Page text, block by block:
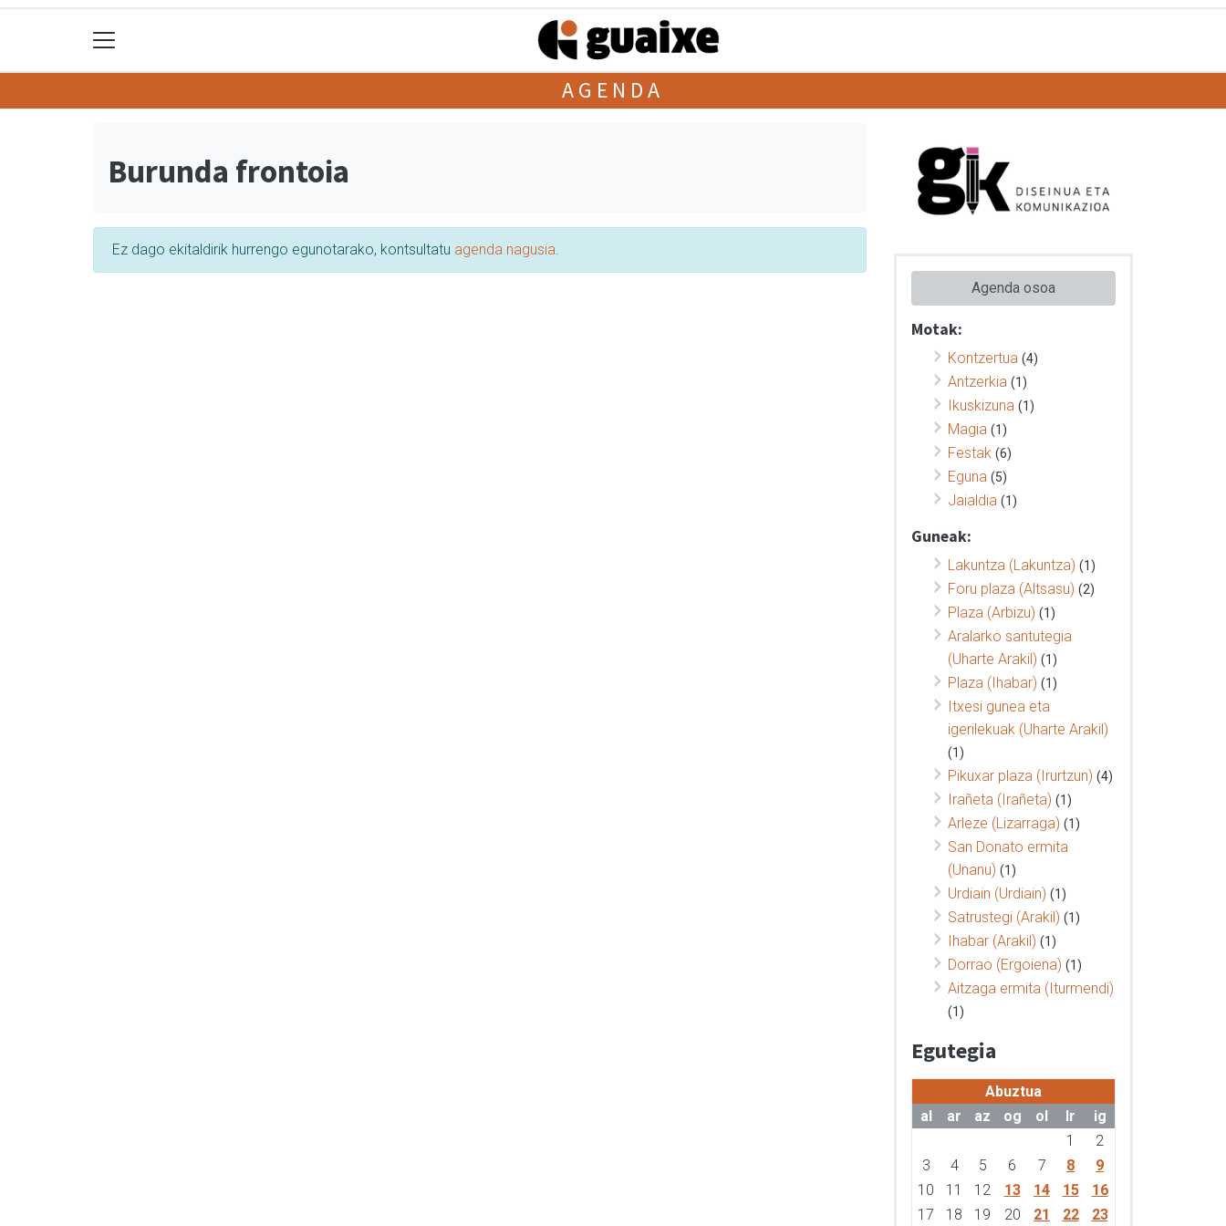
AGENDA
Burunda frontoia
Ez dago ekitaldirik hurrengo egunotarako, kontsultatu agenda nagusia.
Agenda osoa
Motak:
Kontzertua (4)
Antzerkia (1)
Ikuskizuna (1)
Magia (1)
Festak (6)
Eguna (5)
Jaialdia (1)
Guneak:
Lakuntza (Lakuntza) (1)
Foru plaza (Altsasu) (2)
Plaza (Arbizu) (1)
Aralarko santutegia
(Uharte Arakil) (1)
Plaza (Ihabar) (1)
Itxesi gunea eta
igerilekuak (Uharte Arakil)
(1)
Pikuxar plaza (Irurtzun) (4)
Irañeta (Irañeta) (1)
Arleze (Lizarraga) (1)
San Donato ermita
(Unanu) (1)
Urdiain (Urdiain) (1)
Satrustegi (Arakil) (1)
Ihabar (Arakil) (1)
Dorrao (Ergoiena) (1)
Aitzaga ermita (Iturmendi)
(1)
Egutegia
Abuztua
al
ar az og ol lr
ig
1
2
3
4 5 6 7 8
9
10
11 12 13 14 15
16
17
18 19 20 21 22
23